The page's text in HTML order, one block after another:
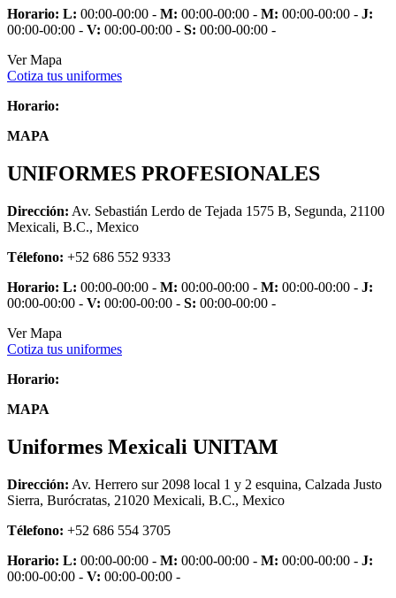
Horario: L: 00:00-00:00 - M: 00:00-00:00 - M: 00:00-00:00 - J:
00:00-00:00 - V: 00:00-00:00 - S: 00:00-00:00 -
Ver Mapa
Cotiza tus uniformes
Horario:
MAPA
UNIFORMES PROFESIONALES
Dirección: Av. Sebastián Lerdo de Tejada 1575 B, Segunda, 21100
Mexicali, B.C., Mexico
Télefono: +52 686 552 9333
Horario: L: 00:00-00:00 - M: 00:00-00:00 - M: 00:00-00:00 - J:
00:00-00:00 - V: 00:00-00:00 - S: 00:00-00:00 -
Ver Mapa
Cotiza tus uniformes
Horario:
MAPA
Uniformes Mexicali UNITAM
Dirección: Av. Herrero sur 2098 local 1 y 2 esquina, Calzada Justo
Sierra, Burócratas, 21020 Mexicali, B.C., Mexico
Télefono: +52 686 554 3705
Horario: L: 00:00-00:00 - M: 00:00-00:00 - M: 00:00-00:00 - J:
00:00-00:00 - V: 00:00-00:00 -